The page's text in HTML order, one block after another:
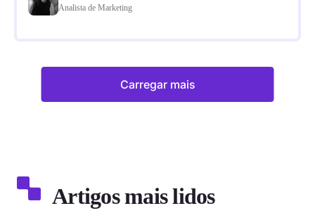
Analista de Marketing
Carregar mais
Artigos mais lidos